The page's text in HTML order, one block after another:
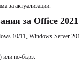
за актуализации.
за Office
10/11, Windows Server
или по-бърз.